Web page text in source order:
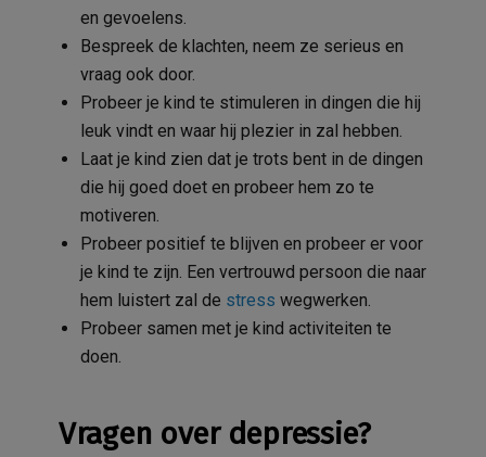
en gevoelens.
Bespreek de klachten, neem ze serieus en
vraag ook door.
Probeer je kind te stimuleren in dingen die hij
leuk vindt en waar hij plezier in zal hebben.
Laat je kind zien dat je trots bent in de dingen
die hij goed doet en probeer hem zo te
motiveren.
Probeer positief te blijven en probeer er voor
je kind te zijn. Een vertrouwd persoon die naar
hem luistert zal de stress wegwerken.
Probeer samen met je kind activiteiten te
doen.
Vragen over depressie?